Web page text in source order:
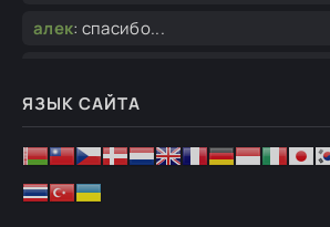
алек: спасибо...
алек :я тут 1 раз, ну вы извините
не благодарное
Ужас.
ЯЗЫК САЙТА